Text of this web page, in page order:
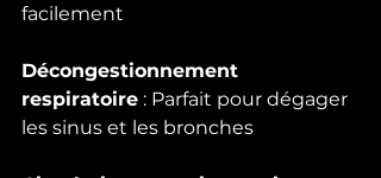
facilement
Décongestionnement
respiratoire : Parfait pour dégager
les sinus et les bronches